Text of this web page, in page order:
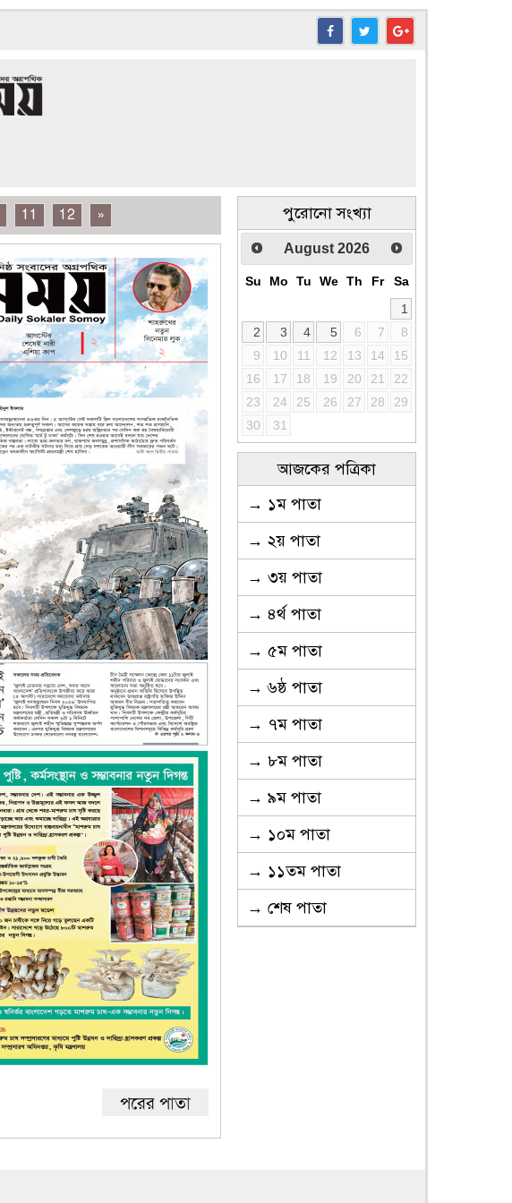
11 12 » পুরোনো সংখ্যা
August 2026
Su Mo Tu We Th Fr
Sa
1
2
3 4 5 6 7
8
9
10 11 12 13 14
15
16
17 18 19 20 21
22
23
24 25 26 27 28
29
30
31
আজকের পত্রিকা
→ ১ম পাতা
→ ২য় পাতা
→ ৩য় পাতা
→ ৪র্থ পাতা
→ ৫ম পাতা
→ ৬ষ্ঠ পাতা
→ ৭ম পাতা
→ ৮ম পাতা
→ ৯ম পাতা
→ ১০ম পাতা
→ ১১তম পাতা
→ শেষ পাতা